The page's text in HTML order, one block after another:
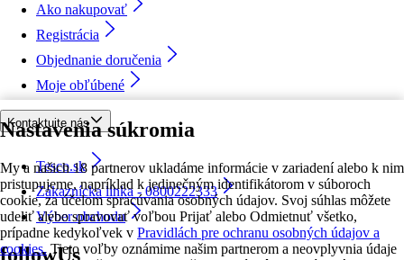
Nastavenia súkromia
My a našich 18 partnerov ukladáme informácie v zariadení alebo k nim
pristupujeme, napríklad k jedinečným identifikátorom v súboroch
cookie, za účelom spracúvania osobných údajov. Svoj súhlas môžete
udeliť alebo spravovať voľbou Prijať alebo Odmietnuť všetko,
prípadne kedykoľvek v Pravidlách pre ochranu osobných údajov a
cookies. Tieto voľby oznámime našim partnerom a neovplyvnia údaje
Ako nakupovať
Registrácia
Objednanie doručenia
Moje obľúbené
Kontaktujte nás
Tesco.sk
Zákaznícka linka - 0800222333
Výber obchodu
followUs